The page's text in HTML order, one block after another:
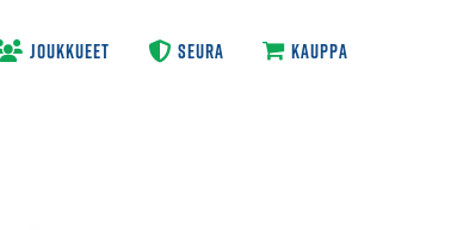
JOUKKUEET SEURA KAUPPA